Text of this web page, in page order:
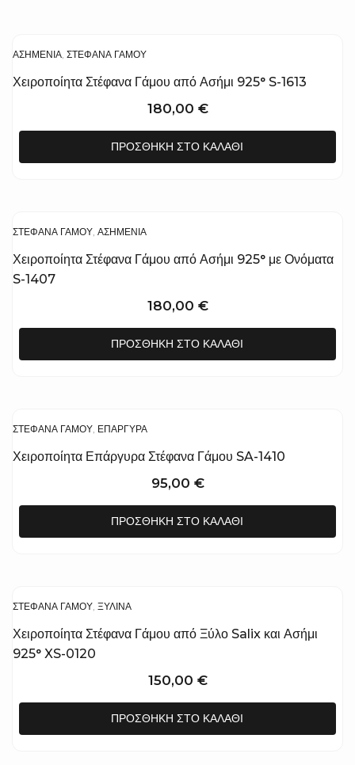
ΑΣΗΜΈΝΙΑ, ΣΤΈΦΑΝΑ ΓΆΜΟΥ
Χειροποίητα Στέφανα Γάμου από Ασήμι 925° S-1613
180,00 €
ΠΡΟΣΘΉΚΗ ΣΤΟ ΚΑΛΆΘΙ
ΣΤΈΦΑΝΑ ΓΆΜΟΥ, ΑΣΗΜΈΝΙΑ
Χειροποίητα Στέφανα Γάμου από Ασήμι 925° με Ονόματα
S-1407
180,00 €
ΠΡΟΣΘΉΚΗ ΣΤΟ ΚΑΛΆΘΙ
ΣΤΈΦΑΝΑ ΓΆΜΟΥ, ΕΠΆΡΓΥΡΑ
Χειροποίητα Επάργυρα Στέφανα Γάμου SA-1410
95,00 €
ΠΡΟΣΘΉΚΗ ΣΤΟ ΚΑΛΆΘΙ
ΣΤΈΦΑΝΑ ΓΆΜΟΥ, ΞΎΛΙΝΑ
Χειροποίητα Στέφανα Γάμου από Ξύλο Salix και Ασήμι
925° XS-0120
150,00 €
ΠΡΟΣΘΉΚΗ ΣΤΟ ΚΑΛΆΘΙ